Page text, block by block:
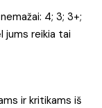
4; 3; 3+;
jums reikia tai
ir kritikams iš